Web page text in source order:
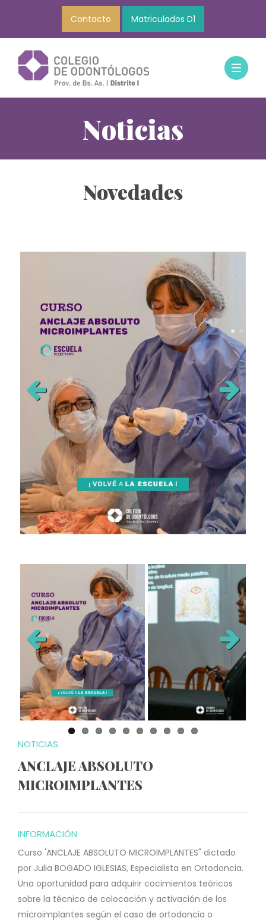
Contacto Matriculados D1
Noticias
Novedades
Previous Next
Previous Next
NOTICIAS
ANCLAJE ABSOLUTO
MICROIMPLANTES
INFORMACIÓN
Curso 'ANCLAJE ABSOLUTO MICROIMPLANTES" dictado
por Julia BOGADO IGLESIAS, Especialista en Ortodoncia.
Una oportunidad para adquirir cocimientos teóricos
sobre la técnica de colocación y activación de los
microimplantes según el caso de ortodoncia o